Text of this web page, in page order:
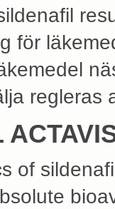
för
regleras
of